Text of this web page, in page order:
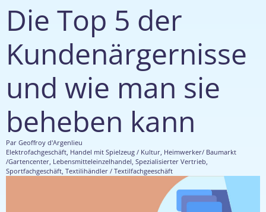
Die Top 5 der
Kundenärgernisse
und wie man sie
beheben kann
Par Geoffroy d'Argenlieu
Elektrofachgeschäft, Handel mit Spielzeug / Kultur, Heimwerker/ Baumarkt
/Gartencenter, Lebensmitteleinzelhandel, Spezialisierter Vertrieb,
Sportfachgeschäft, Textilihändler / Textilfachgeeschäft